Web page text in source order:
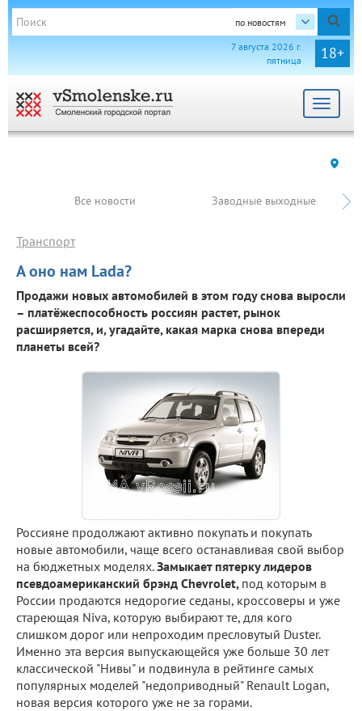
по новостям
18+
7 августа 2026 г.
пятница
Toggle
Все новости Заводные выходные
А оно нам Lada?
Транспорт
Продажи новых автомобилей в этом году снова выросли
– платёжеспособность россиян растет, рынок
расширяется, и, угадайте, какая марка снова впереди
планеты всей?
Россияне продолжают активно покупать и покупать
новые автомобили, чаще всего останавливая свой выбор
на бюджетных моделях.Замыкает пятерку лидеров
псевдоамериканский брэнд Chevrolet, под которым в
России продаются недорогие седаны, кроссоверы и уже
стареющая Niva, которую выбирают те, для кого
слишком дорог или непроходим пресловутый Duster.
Именно эта версия выпускающейся уже больше 30 лет
классической "Нивы" и подвинула в рейтинге самых
популярных моделей "недоприводный" Renault Logan,
новая версия которого уже не за горами.